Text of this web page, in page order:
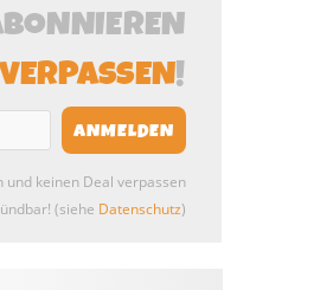
!
keinen Deal verpassen
(siehe Datenschutz)